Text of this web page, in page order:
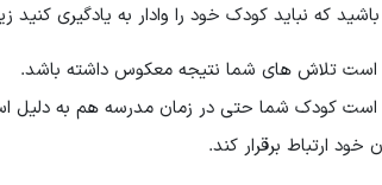
که نباید کودک خود را وادار به یادگیری کنید
تلاش های شما نتیجه معکوس داشته باشد.
کودک شما حتی در زمان مدرسه هم به دلیل
خود ارتباط برقرار کند.